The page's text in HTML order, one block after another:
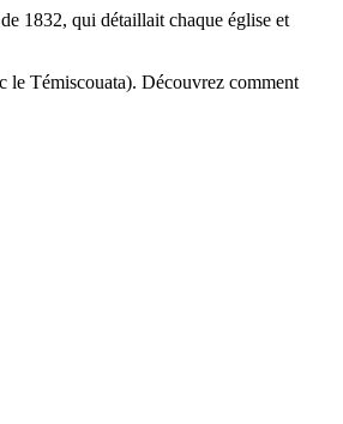
1832, qui détaillait chaque église et
le Témiscouata). Découvrez comment